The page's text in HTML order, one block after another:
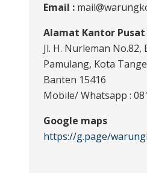
Email :
Alamat Kantor Pusat
Jl. H. Nurleman No.82,
Pamulang, Kota
Banten 15416
Mobile/ Whatsapp :
Google maps
https://g.page/